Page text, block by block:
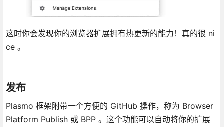
这时你会发现你的浏览器扩展拥有热更新的能力！真的很 ni
ce 。
发布
Plasmo 框架附带一个方便的 GitHub 操作，称为 Browser
Platform Publish 或 BPP 。这个功能可以自动将你的扩展